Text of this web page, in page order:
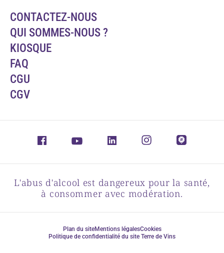
CONTACTEZ-NOUS
QUI SOMMES-NOUS ?
KIOSQUE
FAQ
CGU
CGV
L'abus d'alcool est dangereux pour la santé,
à consommer avec modération.
Plan du siteMentions légalesCookies
Politique de confidentialité du site Terre de Vins